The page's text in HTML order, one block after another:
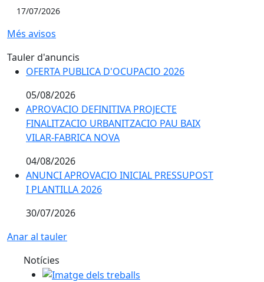
17/07/2026
Més avisos
Tauler d'anuncis
OFERTA PUBLICA D'OCUPACIO 2026
05/08/2026
APROVACIO DEFINITIVA PROJECTE
FINALITZACIO URBANITZACIO PAU BAIX
VILAR-FABRICA NOVA
04/08/2026
ANUNCI APROVACIO INICIAL PRESSUPOST
I PLANTILLA 2026
30/07/2026
Anar al tauler
Notícies